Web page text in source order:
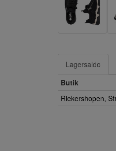
Lagersaldo
Butik
Riekershopen,